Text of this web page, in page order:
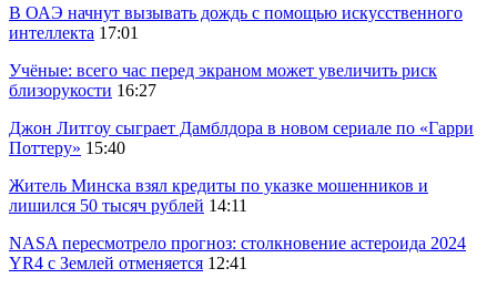
В ОАЭ начнут вызывать дождь с помощью искусственного
интеллекта 17:01
Учёные: всего час перед экраном может увеличить риск
близорукости 16:27
Джон Литгоу сыграет Дамблдора в новом сериале по «Гарри
Поттеру» 15:40
Житель Минска взял кредиты по указке мошенников и
лишился 50 тысяч рублей 14:11
NASA пересмотрело прогноз: столкновение астероида 2024
YR4 с Землей отменяется 12:41